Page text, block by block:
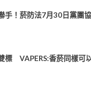
手！菸防法7月30日黨團
標 VAPERS:香菸同樣可